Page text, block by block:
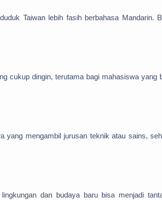
Taiwan lebih fasih berbahasa Mandarin.
cukup dingin, terutama bagi mahasiswa yang
yang mengambil jurusan teknik atau sains,
dan budaya baru bisa menjadi